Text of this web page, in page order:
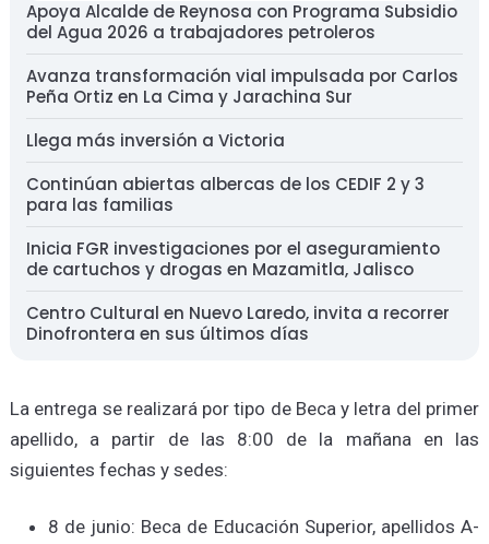
Apoya Alcalde de Reynosa con Programa Subsidio
del Agua 2026 a trabajadores petroleros
Avanza transformación vial impulsada por Carlos
Peña Ortiz en La Cima y Jarachina Sur
Llega más inversión a Victoria
Continúan abiertas albercas de los CEDIF 2 y 3
para las familias
Inicia FGR investigaciones por el aseguramiento
de cartuchos y drogas en Mazamitla, Jalisco
Centro Cultural en Nuevo Laredo, invita a recorrer
Dinofrontera en sus últimos días
La entrega se realizará por tipo de Beca y letra del primer
apellido, a partir de las 8:00 de la mañana en las
siguientes fechas y sedes:
8 de junio: Beca de Educación Superior, apellidos A-